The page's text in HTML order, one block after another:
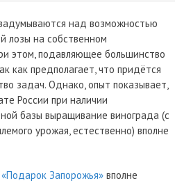
над возможностью
лозы на собственном
этом, подавляющее большинство
как предполагает, что придётся
задач. Однако, опыт показывает,
России при наличии
базы выращивание винограда (с
урожая, естественно) вполне
Запорожья» вполне